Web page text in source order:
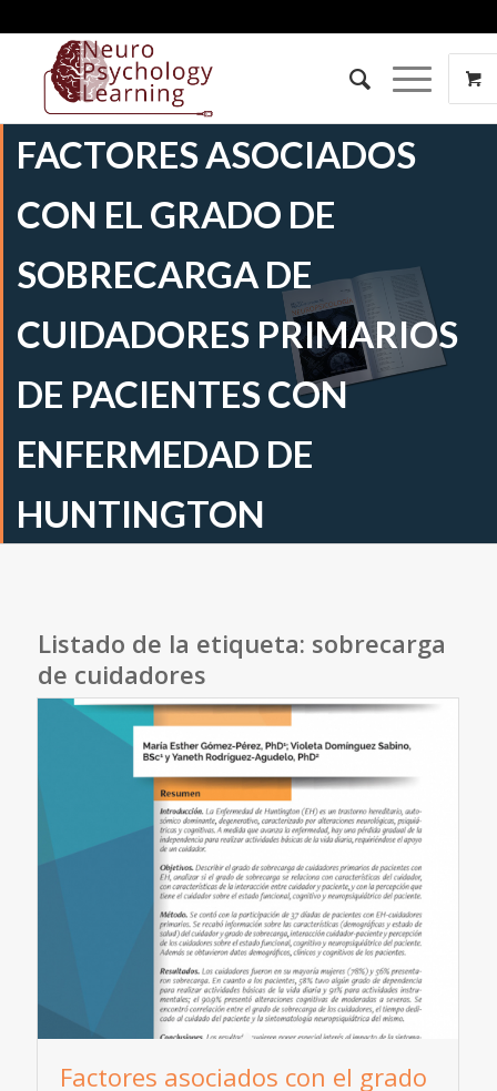
FACTORES ASOCIADOS
CON EL GRADO DE
SOBRECARGA DE
CUIDADORES PRIMARIOS
DE PACIENTES CON
ENFERMEDAD DE
HUNTINGTON
Listado de la etiqueta: sobrecarga
de cuidadores
Factores asociados con el grado